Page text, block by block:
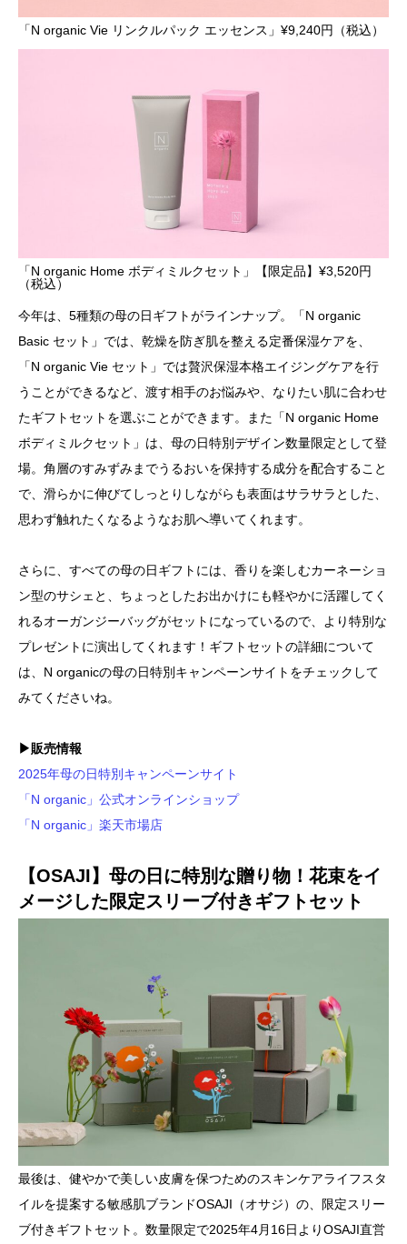
「N organic Vie リンクルパック エッセンス」¥9,240円（税込）
「N organic Home ボディミルクセット」【限定品】¥3,520円
（税込）
今年は、5種類の母の日ギフトがラインナップ。「N organic
Basic セット」では、乾燥を防ぎ肌を整える定番保湿ケアを、
「N organic Vie セット」では贅沢保湿本格エイジングケアを行
うことができるなど、渡す相手のお悩みや、なりたい肌に合わせ
たギフトセットを選ぶことができます。また「N organic Home
ボディミルクセット」は、母の日特別デザイン数量限定として登
場。角層のすみずみまでうるおいを保持する成分を配合すること
で、滑らかに伸びてしっとりしながらも表面はサラサラとした、
思わず触れたくなるようなお肌へ導いてくれます。
さらに、すべての母の日ギフトには、香りを楽しむカーネーショ
ン型のサシェと、ちょっとしたお出かけにも軽やかに活躍してく
れるオーガンジーバッグがセットになっているので、より特別な
プレゼントに演出してくれます！ギフトセットの詳細について
は、N organicの母の日特別キャンペーンサイトをチェックして
みてくださいね。
▶販売情報
2025年母の日特別キャンペーンサイト
「N organic」公式オンラインショップ
「N organic」楽天市場店
【OSAJI】母の日に特別な贈り物！花束をイ
メージした限定スリーブ付きギフトセット
最後は、健やかで美しい皮膚を保つためのスキンケアライフスタ
イルを提案する敏感肌ブランドOSAJI（オサジ）の、限定スリー
ブ付きギフトセット。数量限定で2025年4月16日よりOSAJI直営